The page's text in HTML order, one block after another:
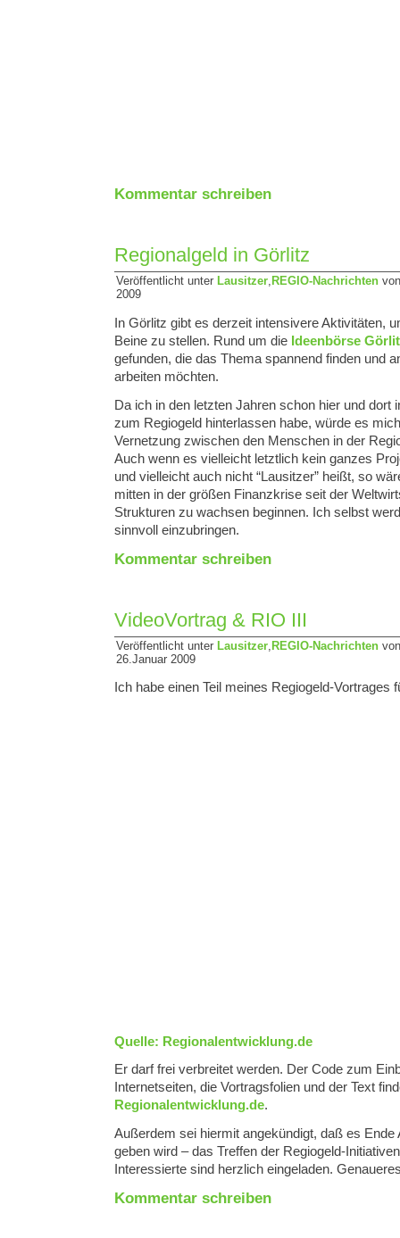
Kommentar schreiben
Regionalgeld in Görlitz
Veröffentlicht unter Lausitzer, REGIO-Nachrichtenvon
2009
In Görlitz gibt es derzeit intensivere Aktivitäten,
Beine zu stellen. Rund um die Ideenbörse
gefunden, die das Thema spannend finden und
arbeiten möchten.
Da ich in den letzten Jahren schon hier und dort
zum Regiogeld hinterlassen habe, würde es
Vernetzung zwischen den Menschen in der
Auch wenn es vielleicht letztlich kein ganzes
und vielleicht auch nicht “Lausitzer” heißt, so
mitten in der größen Finanzkrise seit der
Strukturen zu wachsen beginnen. Ich selbst
sinnvoll einzubringen.
Kommentar schreiben
VideoVortrag & RIO III
Veröffentlicht unter Lausitzer, REGIO-Nachrichtenvon
26.Januar 2009
Ich habe einen Teil meines Regiogeld-Vortrages
Quelle: Regionalentwicklung.de
Er darf frei verbreitet werden. Der Code zum
Internetseiten, die Vortragsfolien und der Text
Regionalentwicklung.de.
Außerdem sei hiermit angekündigt, daß es Ende
geben wird – das Treffen der Regiogeld-
Interessierte sind herzlich eingeladen.
Kommentar schreiben